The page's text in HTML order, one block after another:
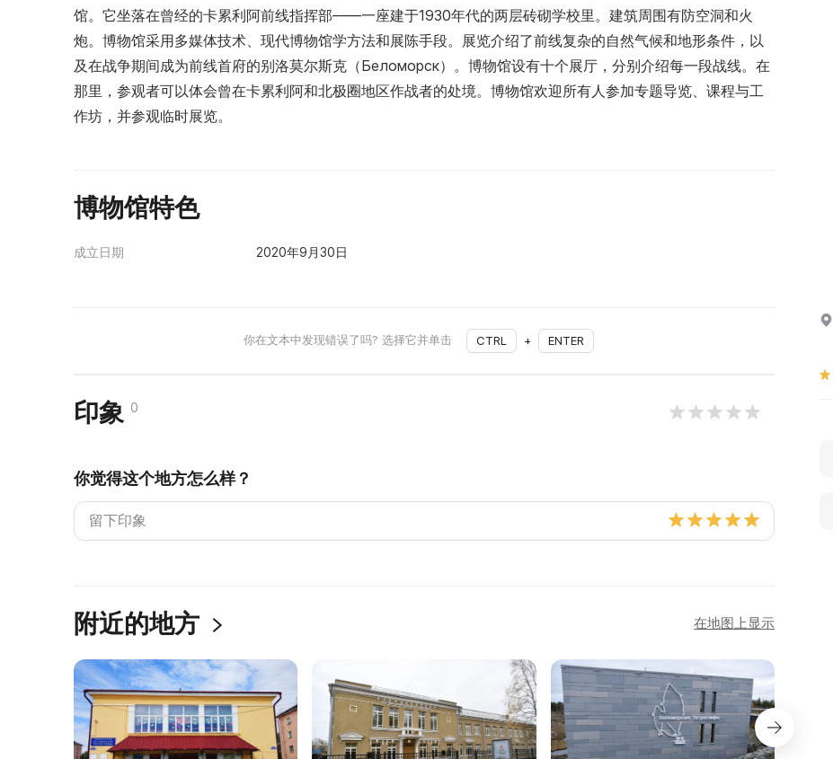
馆。它坐落在曾经的卡累利阿前线指挥部——一座建于1930年代的两层砖砌学校里。建筑周围有防空洞和火
炮。博物馆采用多媒体技术、现代博物馆学方法和展陈手段。展览介绍了前线复杂的自然气候和地形条件，以
及在战争期间成为前线首府的别洛莫尔斯克（Беломорск）。博物馆设有十个展厅，分别介绍每一段战线。在
那里，参观者可以体会曾在卡累利阿和北极圈地区作战者的处境。博物馆欢迎所有人参加专题导览、课程与工
作坊，并参观临时展览。
博物馆特色
成立日期 2020年9月30日
你在文本中发现错误了吗? 选择它并单击 CTRL + ENTER
印象 0
你觉得这个地方怎么样？
附近的地方 在地图上显示